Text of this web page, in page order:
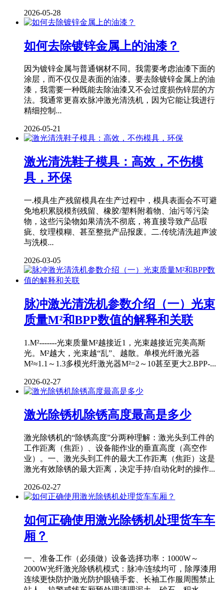
2026-05-28
如何去除镀锌金属上的油漆？
因为镀锌金属与普通钢材不同。我需要考虑油漆下面的
涂层，而不仅仅是表面的油漆。要去除镀锌金属上的油
漆，我需要一种既能去除油漆又不会过度损伤锌层的方
法。我通常更喜欢脉冲激光清洗机，因为它能让我进行
精细控制...
2026-05-21
激光清洗鞋子模具：高效，不伤模
具，环保
一.模具生产残留模具在生产过程中，模具表面会不可避
免地积累脱模剂残留、橡胶/塑料附着物、油污等污染
物，这些污染物如果清洗不彻底，将直接导致产品瑕
疵、纹理模糊、甚至整批产品报废。二.传统清洗超声波
与洗模...
2026-03-05
脉冲激光清洗机参数介绍（一）光束
质量M²和BPP数值的解释和关联
1.M²-------光束质量M²越接近1，光束越接近完美高斯
光。M²越大，光束越“乱”、越散。单模光纤激光器
M²≈1.1～1.3多模光纤激光器M²=2～10甚至更大2.BPP-...
2026-02-27
激光除锈机除锈高度最高是多少
激光除锈机的“除锈高度”分两种理解：激光头到工件的
工作距离（焦距）、设备能作业的垂直高度（高空作
业）。一、激光头到工件的最大工作距离（焦距）这是
激光有效除锈的最大距离，决定手持/自动化时的操作...
2026-02-27
如何正确使用激光除锈机处理货车车
厢？
一、准备工作（必须做）设备选择功率：1000W～
2000W光纤激光除锈机模式：脉冲/连续均可，除厚漆用
连续更快防护激光防护眼镜手套、长袖工作服周围禁止